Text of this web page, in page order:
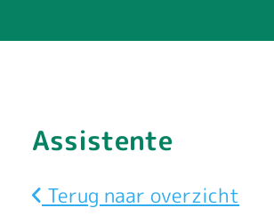
S
n
Assistente
Terug naar overzicht